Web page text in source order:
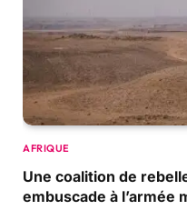
AFRIQUE
Une coalition de
embuscade à l’armée